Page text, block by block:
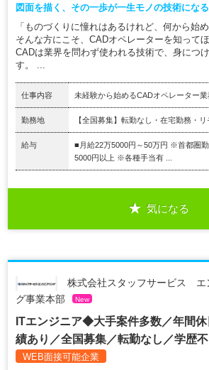
図面を描く、その一歩が一生モノの技術になる
「ものづくりに憧れはあるけれど、何から始
そんな方にこそ、CADオペレーターを知って
CADは業界を問わず使われる技術で、身につ
す。 ...
仕事内容 未経験から始めるCADオペレーター業
勤務地 【全国募集】転勤なし・在宅勤務・
給与
■月給22万5000円～50万円 ※首都圏
5000円以上 ※各種手当有 ...
気になる
株式会社スタッフサービス エ
グ事業本部
New
ITエンジニア◆大手案件多数／年間
績あり／全国募集／転勤なし／学歴
WEB面接可能企業